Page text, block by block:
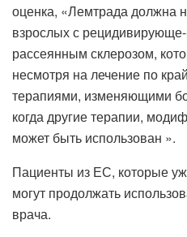
оценка, «Лемтрада должна
взрослых с
рассеянным склерозом,
несмотря на лечение по
терапиями, изменяющими
когда другие терапии,
может быть использован ».
Пациенты из ЕС, которые
могут продолжать
врача.